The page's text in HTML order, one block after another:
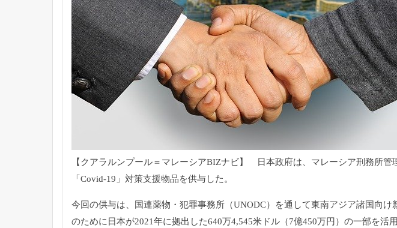
【クアラルンプール＝マレーシアBIZナビ】 日本政府は、マレーシア刑務所管
「Covid-19」対策支援物品を供与した。
今回の供与は、国連薬物・犯罪事務所（UNODC）を通して東南アジア諸国向け
のために日本が2021年に拠出した640万4,545米ドル（7億450万円） の一部を活